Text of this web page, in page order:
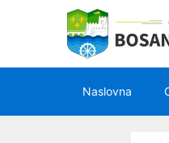
Naslovna